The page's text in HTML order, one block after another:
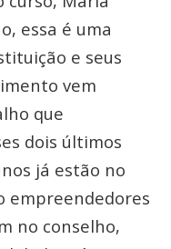
essa é uma
e seus
vem
que
dois últimos
já estão no
empreendedores
no conselho,